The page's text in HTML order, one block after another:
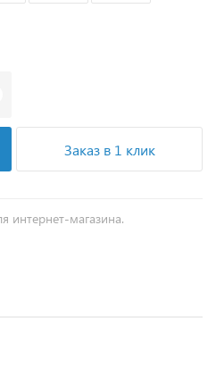
Заказ в 1 клик
интернет-магазина.